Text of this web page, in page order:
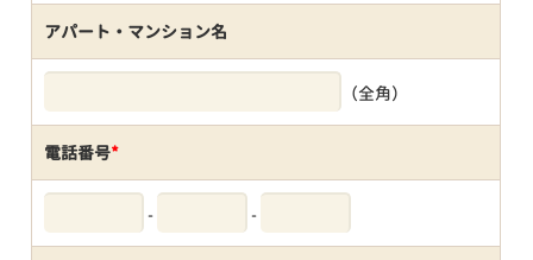
アパート・マンション名
（全角）
電話番号*
- -